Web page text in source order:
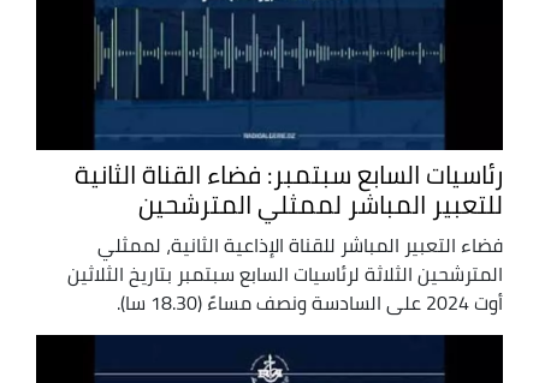
رئاسيات السابع سبتمبر: فضاء القناة الثانية
للتعبير المباشر لممثلي المترشحين
فضاء التعبير المباشر للقناة الإذاعية الثانية، لممثلي
المترشحين الثلاثة لرئاسيات السابع سبتمبر بتاريخ الثلاثين
أوت 2024 على السادسة ونصف مساءً (18.30 سا).